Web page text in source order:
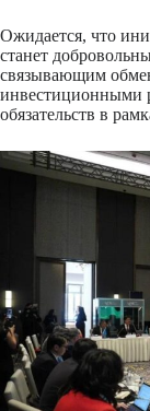
Ожидается, что
станет
связывающим
инвестиционными
обязательств в